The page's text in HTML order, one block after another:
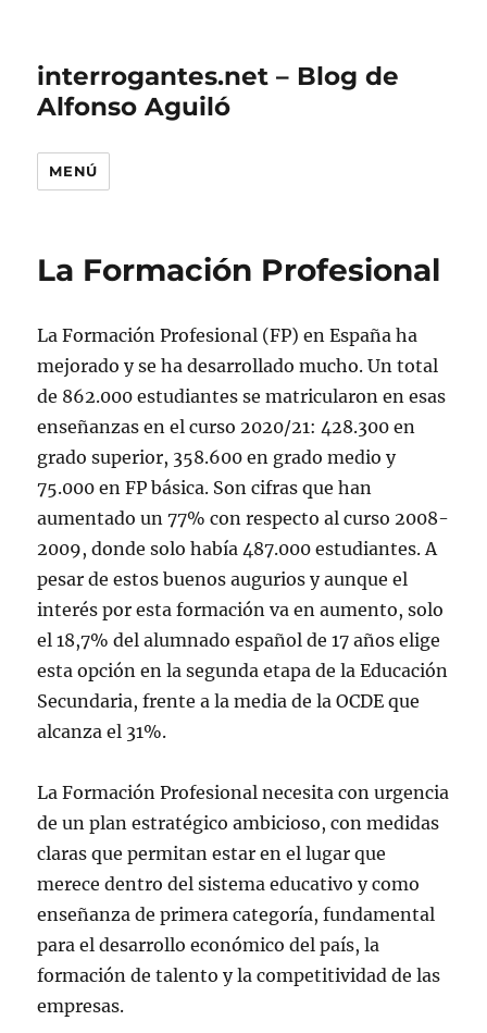
interrogantes.net – Blog de
Alfonso Aguiló
MENÚ
La Formación Profesional
La Formación Profesional (FP) en España ha
mejorado y se ha desarrollado mucho. Un total
de 862.000 estudiantes se matricularon en esas
enseñanzas en el curso 2020/21: 428.300 en
grado superior, 358.600 en grado medio y
75.000 en FP básica. Son cifras que han
aumentado un 77% con respecto al curso 2008-
2009, donde solo había 487.000 estudiantes. A
pesar de estos buenos augurios y aunque el
interés por esta formación va en aumento, solo
el 18,7% del alumnado español de 17 años elige
esta opción en la segunda etapa de la Educación
Secundaria, frente a la media de la OCDE que
alcanza el 31%.
La Formación Profesional necesita con urgencia
de un plan estratégico ambicioso, con medidas
claras que permitan estar en el lugar que
merece dentro del sistema educativo y como
enseñanza de primera categoría, fundamental
para el desarrollo económico del país, la
formación de talento y la competitividad de las
empresas.